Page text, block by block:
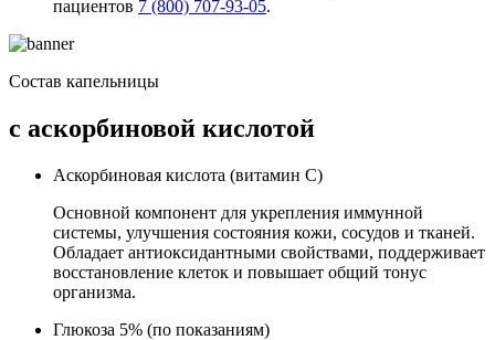
пациентов 7 (800) 707-93-05.
Состав капельницы
с аскорбиновой кислотой
Аскорбиновая кислота (витамин C)
Основной компонент для укрепления иммунной
системы, улучшения состояния кожи, сосудов и тканей.
Обладает антиоксидантными свойствами, поддерживает
восстановление клеток и повышает общий тонус
организма.
Глюкоза 5% (по показаниям)